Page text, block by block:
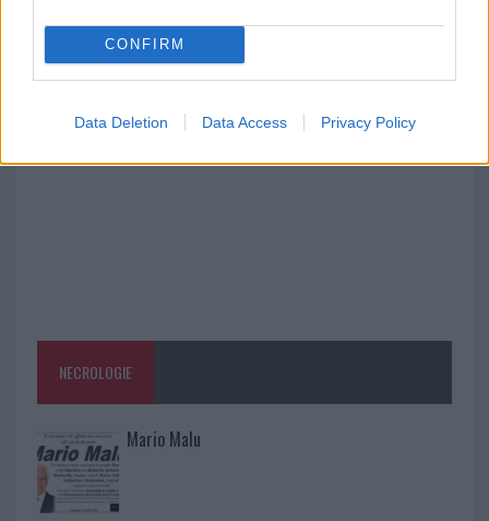
CONFIRM
Data Deletion Data Access Privacy Policy
A fuoco un deposito con bombole, intervento dei
NECROLOGIE
Mario Malu